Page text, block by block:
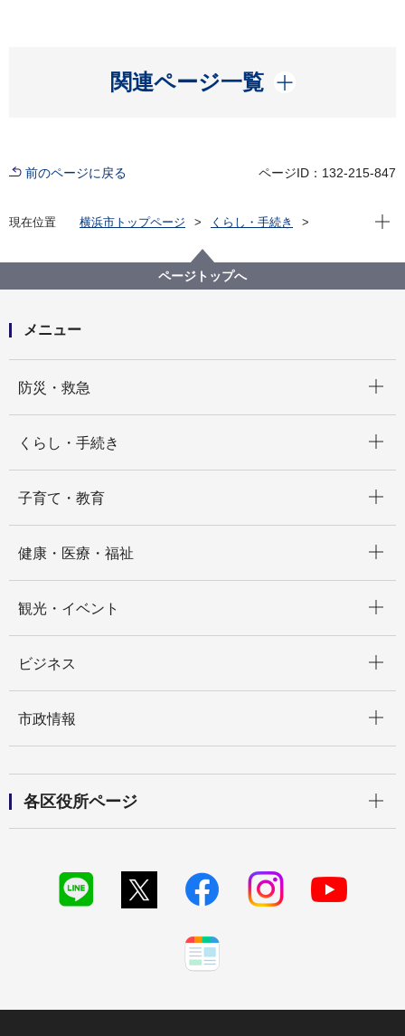
関連ページ一覧
開く
前のページに戻る ページID：132-215-847
現在位置 横浜市トップページ
くらし・手続き
届出・証明（戸籍・住民票など）
戸籍・住民票・印鑑登録・マイナンバーカード
マイナンバーカード・電子証明書
現在
ページトップへ
メニュー
防災・救急
くらし・手続き
子育て・教育
健康・医療・福祉
観光・イベント
ビジネス
市政情報
各区役所ページ